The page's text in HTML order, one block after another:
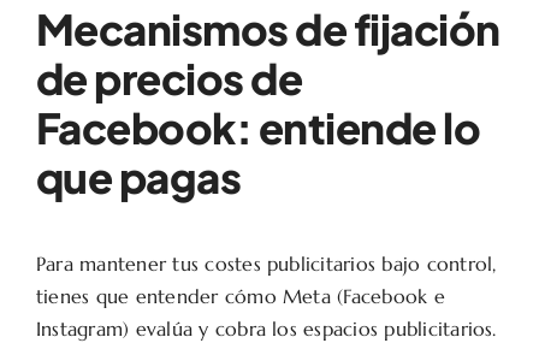
Mecanismos de fijación
de precios de
Facebook: entiende lo
que pagas
Para mantener tus costes publicitarios bajo control,
tienes que entender cómo Meta (Facebook e
Instagram) evalúa y cobra los espacios publicitarios.